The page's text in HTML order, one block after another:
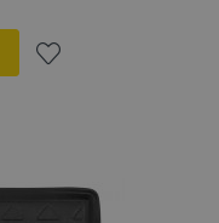
oblíbeným